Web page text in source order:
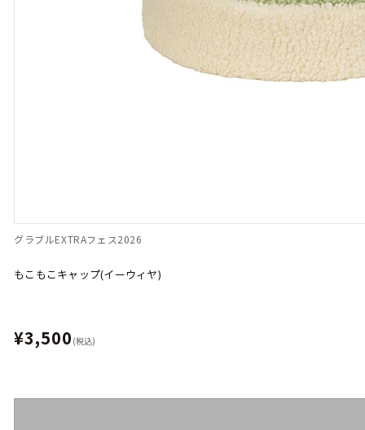
グラブルEXTRAフェス2026
もこもこキャップ(イーウィヤ)
¥3,500 (税込)